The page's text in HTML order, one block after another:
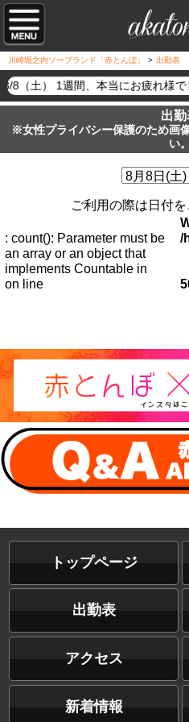
川崎堀之内ソープランド「赤とんぼ」 > 出勤表
8（土） 1週間、本当にお疲れ様
出
※女性プライバシー保護のため画
い。
ご利用の際は日付を
: count(): Parameter must be
an array or an object that
implements Countable in
/
on line
トップページ
出勤表
アクセス
新着情報